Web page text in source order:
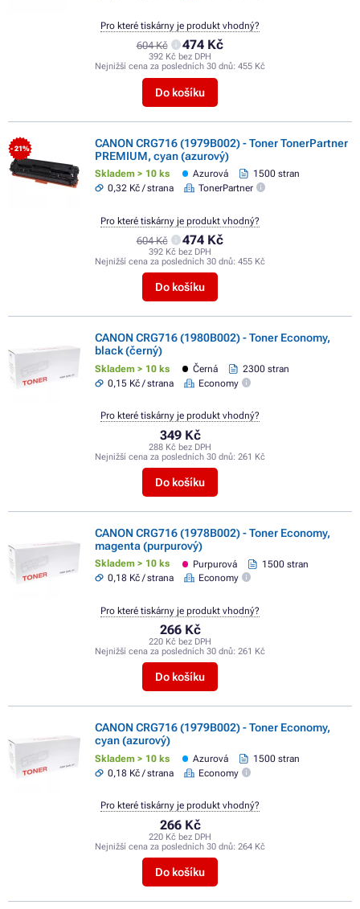
604 Kč 474 Kč
392 Kč bez DPH
Nejnižší cena za posledních 30 dnů: 455 Kč
Do košíku
Pro které tiskárny je produkt vhodný?
- 21%
CANON CRG716 (1979B002) - Toner TonerPartner
PREMIUM, cyan (azurový)
Skladem > 10 ks Azurová
1500 stran
0,32 Kč / strana
TonerPartner
604 Kč 474 Kč
392 Kč bez DPH
Nejnižší cena za posledních 30 dnů: 455 Kč
Do košíku
Pro které tiskárny je produkt vhodný?
CANON CRG716 (1980B002) - Toner Economy,
black (černý)
Skladem > 10 ks Černá
2300 stran
0,15 Kč / strana
Economy
349 Kč
288 Kč bez DPH
Nejnižší cena za posledních 30 dnů: 261 Kč
Do košíku
Pro které tiskárny je produkt vhodný?
CANON CRG716 (1978B002) - Toner Economy,
magenta (purpurový)
Skladem > 10 ks Purpurová
1500 stran
0,18 Kč / strana
Economy
266 Kč
220 Kč bez DPH
Nejnižší cena za posledních 30 dnů: 261 Kč
Do košíku
Pro které tiskárny je produkt vhodný?
CANON CRG716 (1979B002) - Toner Economy,
cyan (azurový)
Skladem > 10 ks Azurová
1500 stran
0,18 Kč / strana
Economy
266 Kč
220 Kč bez DPH
Nejnižší cena za posledních 30 dnů: 264 Kč
Do košíku
Pro které tiskárny je produkt vhodný?